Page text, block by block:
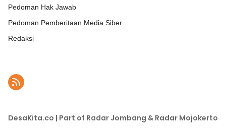
Pedoman Hak Jawab
Pedoman Pemberitaan Media Siber
Redaksi
DesaKita.co | Part of Radar Jombang & Radar Mojokerto